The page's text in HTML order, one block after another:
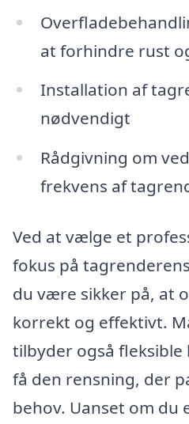
at forhindre rust
Installation af
nødvendigt
Rådgivning om
frekvens af
Ved at vælge et
fokus på
du være sikker på, at
korrekt og effektivt.
tilbyder også fleksible
få den rensning, der
behov. Uanset om du